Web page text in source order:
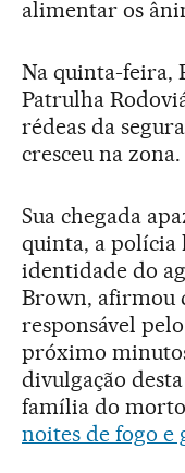
alimentar os
Na quinta-feira,
Patrulha
rédeas da
cresceu na zona.
Sua chegada
quinta, a polícia
identidade do
Brown, afirmou
responsável
próximo
divulgação
família do
noites de fogo e